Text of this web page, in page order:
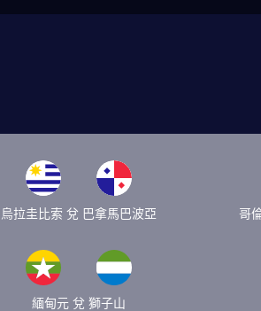
烏拉圭比索 兌 巴拿馬巴波亞 哥
緬甸元 兌 獅子山